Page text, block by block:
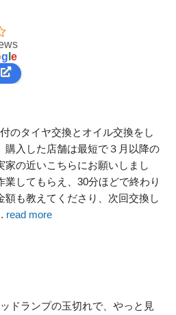
g e
のタイヤ交換とオイル交換をし
購入した店舗は最短で３月以降の
家の近いこちらにお願いしまし
業してもらえ、30分ほどで終わり
額も教えてくださり、次回交換し
read more
ドランプの玉切れで、やっと見